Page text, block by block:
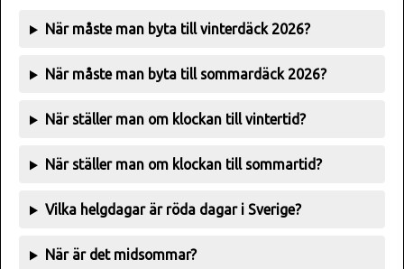
När måste man byta till vinterdäck 2026?
När måste man byta till sommardäck 2026?
När ställer man om klockan till vintertid?
När ställer man om klockan till sommartid?
Vilka helgdagar är röda dagar i Sverige?
När är det midsommar?